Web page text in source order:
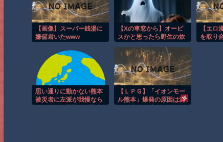
【画像】スーパー銭湯に
嫌儲君いたwww
【Xの車窓から】オービ
スかと思ったら野生の炊
【エロ
を取り
思い通りに動かない熊本
被災者に左派が我慢なら
【ＬＰＧ】「イオンモー
ル熊本」爆発の原因は漏